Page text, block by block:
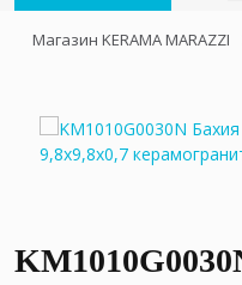
Магазин KERAMA MARAZZI